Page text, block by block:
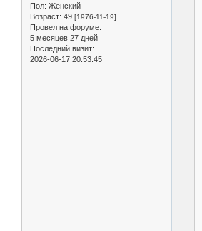
Пол: Женский
Возраст: 49 [1976-11-19]
Провел на форуме:
5 месяцев 27 дней
Последний визит:
2026-06-17 20:53:45